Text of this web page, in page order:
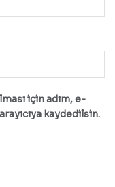
için adım, e-
kaydedilsin.